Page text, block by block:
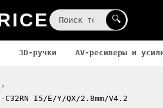
🔍
3D-ручки AV-ресиверы и
I5/E/Y/QX/2.8mm/V4.2